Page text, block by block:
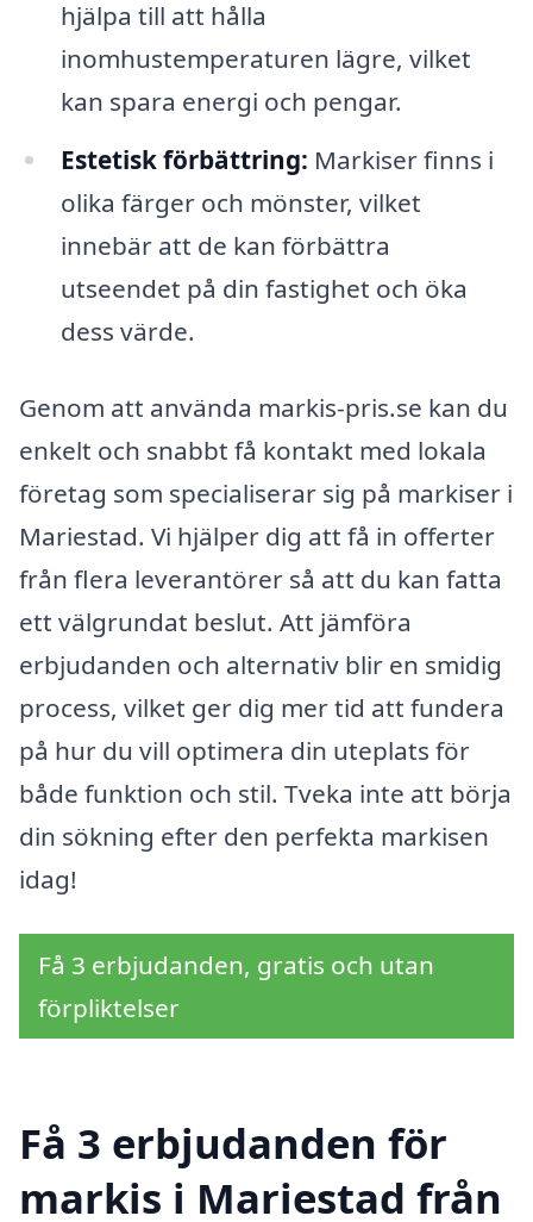
hjälpa till att hålla
inomhustemperaturen lägre, vilket
kan spara energi och pengar.
Estetisk förbättring: Markiser finns i
olika färger och mönster, vilket
innebär att de kan förbättra
utseendet på din fastighet och öka
dess värde.
Genom att använda markis-pris.se kan du
enkelt och snabbt få kontakt med lokala
företag som specialiserar sig på markiser i
Mariestad. Vi hjälper dig att få in offerter
från flera leverantörer så att du kan fatta
ett välgrundat beslut. Att jämföra
erbjudanden och alternativ blir en smidig
process, vilket ger dig mer tid att fundera
på hur du vill optimera din uteplats för
både funktion och stil. Tveka inte att börja
din sökning efter den perfekta markisen
idag!
Få 3 erbjudanden, gratis och utan
förpliktelser
Få 3 erbjudanden för
markis i Mariestad från